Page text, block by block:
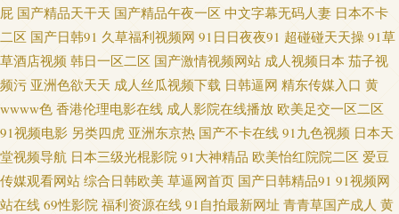
线看黄专用网站 91网站免费看 精品人妻久久观看 青青草青娱乐 视频爱肏屄
的肉棒 日韩二级网站 人妖97在线视频 91小视频网址 韩国福利影院二区 日本
亚洲中文 做爱91 91孕妇被操大片 超碰免费3级片 都市激情亚洲 狼人伊人五
月花 青娱乐A片 韩日有码 欧美人人色 三级专区 亚洲欧美ts热舞 91福利社色
色 成人大香蕉电影 韩日色色 久久偷拍视频 欧美淫秽a片 深夜福利网址 91内
屁 国产精品天干天 国产精品午夜一区 中文字幕无码人妻 日本不卡
二区 国产日韩91 久草福利视频网 91日日夜夜91 超碰碰天天操 91草
草酒店视频 韩日一区二区 国产激情视频网站 成人视频日本 茄子视
频污 亚洲色欲天天 成人丝瓜视频下载 日韩逼网 精东传媒入口 黄
wwww色 香港伦理电影在线 成人影院在线播放 欧美足交一区二区
91视频电影 另类四虎 亚洲东京热 国产不卡在线 91九色视频 日本天
堂视频导航 日本三级光棍影院 91大神精品 欧美怡红院院二区 爱豆
传媒观看网站 综合日韩欧美 草逼网首页 国产日韩精品91 91视频网
站在线 69性影院 福利资源在线 91自拍最新网址 青青草国产成人 黄